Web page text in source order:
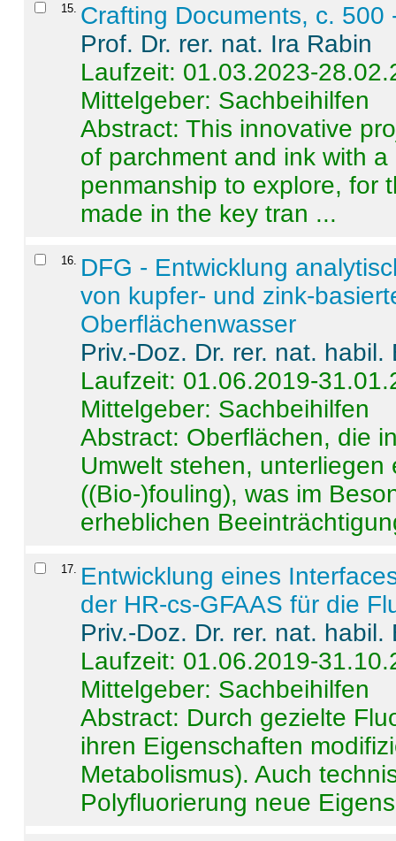
15 Crafting Documents, c. 500
Prof. Dr. rer. nat. Ira Rabin
Laufzeit: 01.03.2023-
Mittelgeber: Sachbeihilfen
Abstract:This innovative
of parchment and ink with
penmanship to explore, for
made in the key tran ...
16
DFG - Entwicklung
von kupfer- und zink-
Oberflächenwasser
Priv.-Doz. Dr. rer. nat.
Laufzeit: 01.06.2019-
Mittelgeber: Sachbeihilfen
Abstract: Oberflächen, die
Umwelt stehen,
((Bio-)fouling), was im
erheblichen
17
Entwicklung eines
der HR-cs-GFAAS für die
Priv.-Doz. Dr. rer. nat.
Laufzeit: 01.06.2019-
Mittelgeber: Sachbeihilfen
Abstract: Durch gezielte
ihren Eigenschaften
Metabolismus). Auch
Polyfluorierung neue